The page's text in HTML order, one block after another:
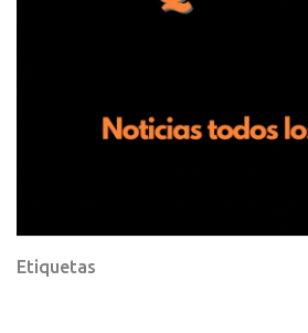
suelo y agredido con golpes de pies y
Etiquetas